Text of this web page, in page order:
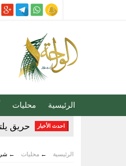
الرئيسية محليات
احدث الأخبار
الرئيسية ← محليات ←